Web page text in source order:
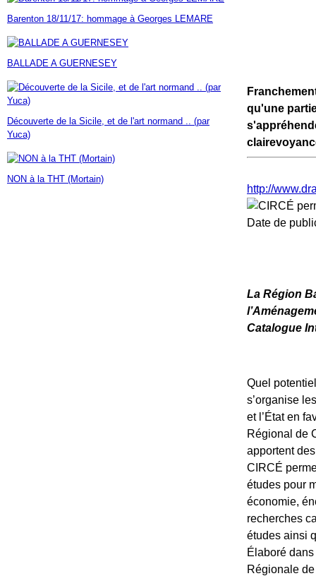
Janvier(7)
Février(9)
Janvier(18)
Mars(60)
Février(24)
Janvier(23)
Avril(14)
Mars (17)
Février(46)
Janvier (35)
Barenton 18/11/17: hommage à Georges LEMARE
BALLADE A GUERNESEY
Découverte de la Sicile, et de l'art normand .. (par
Yuca)
NON à la THT (Mortain)
qu'une
http://
Date de
La Région
Catalogue
Quel
s’organise
et l’État en
Régional de
apportent
CIRCÉ
études pour
économie,
recherches
études ainsi
Élaboré
Régionale